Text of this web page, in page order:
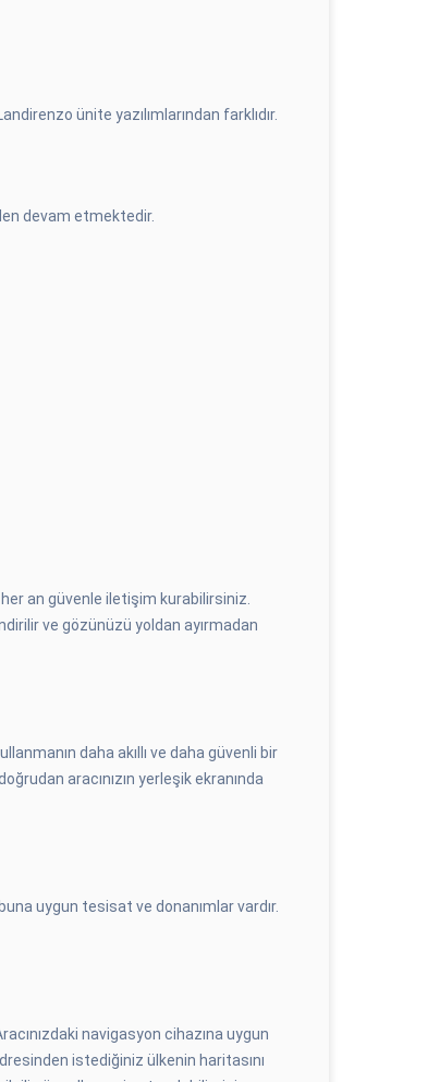
ünite yazılımlarından farklıdır.
devam etmektedir.
an güvenle iletişim kurabilirsiniz.
ve gözünüzü yoldan ayırmadan
daha akıllı ve daha güvenli bir
aracınızın yerleşik ekranında
uygun tesisat ve donanımlar vardır.
navigasyon cihazına uygun
istediğiniz ülkenin haritasını